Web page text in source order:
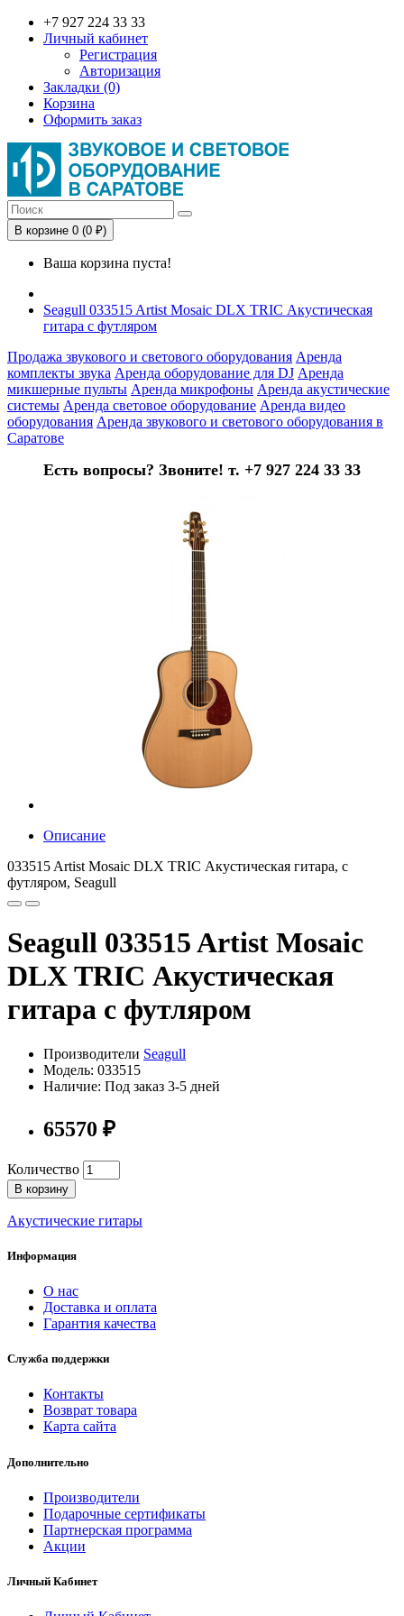
+7 927 224 33 33
Личный кабинет
Регистрация
Авторизация
Закладки (0)
Корзина
Оформить заказ
В корзине 0 (0 ₽)
Ваша корзина пуста!
Seagull 033515 Artist Mosaic DLX TRIC Акустическая
гитара с футляром
Продажа звукового и светового оборудования Аренда
комплекты звука Аренда оборудование для DJ Аренда
микшерные пульты Аренда микрофоны Аренда акустические
системы Аренда световое оборудование Аренда видео
оборудования Аренда звукового и светового оборудования в
Саратове
Есть вопросы? Звоните! т. +7 927 224 33 33
Описание
033515 Artist Mosaic DLX TRIC Акустическая гитара, с
футляром, Seagull
Seagull 033515 Artist Mosaic
DLX TRIC Акустическая
гитара с футляром
Производители Seagull
Модель: 033515
Наличие: Под заказ 3-5 дней
65570 ₽
Количество
В корзину
Акустические гитары
Информация
О нас
Доставка и оплата
Гарантия качества
Служба поддержки
Контакты
Возврат товара
Карта сайта
Дополнительно
Производители
Подарочные сертификаты
Партнерская программа
Акции
Личный Кабинет